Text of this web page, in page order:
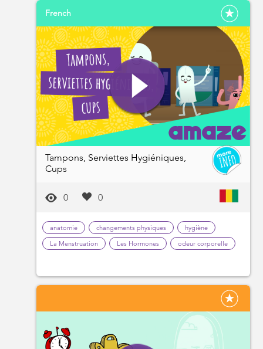
French
Tampons, Serviettes Hygiéniques,
Cups
0 0
anatomie changements physiques
hygiène
La Menstruation
Les Hormones odeur corporelle